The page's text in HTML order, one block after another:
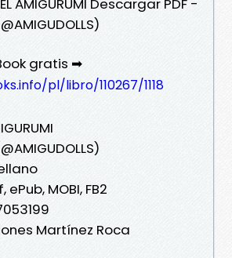
AMIGURUMI Descargar PDF -
gratis ➡
pl/libro/110267/1118
MOBI, FB2
Martínez Roca